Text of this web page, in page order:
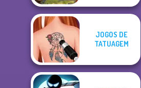
JOGOS DE
TATUAGEM